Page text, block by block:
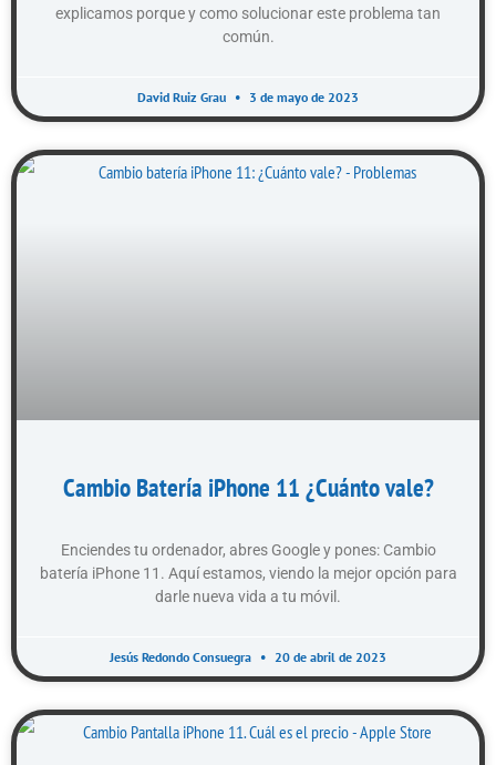
explicamos porque y como solucionar este problema tan
común.
David Ruiz Grau 3 de mayo de 2023
Cambio Batería iPhone 11 ¿Cuánto vale?
Enciendes tu ordenador, abres Google y pones: Cambio
batería iPhone 11. Aquí estamos, viendo la mejor opción para
darle nueva vida a tu móvil.
Jesús Redondo Consuegra 20 de abril de 2023